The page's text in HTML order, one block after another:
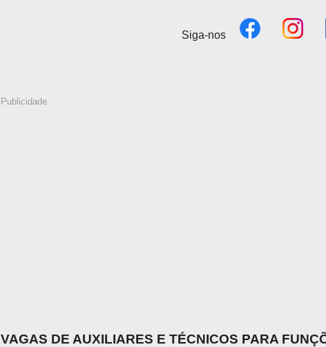
Siga-nos
Publicidade
VAGAS DE AUXILIARES E TÉCNICOS PARA